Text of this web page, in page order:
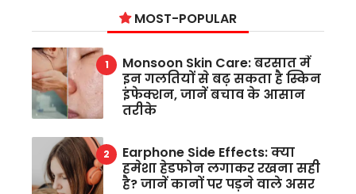
MOST-POPULAR
Monsoon Skin Care: बरसात में
इन गलतियों से बढ़ सकता है स्किन
इंफेक्शन, जानें बचाव के आसान
तरीके
Earphone Side Effects: क्या
हमेशा हेडफोन लगाकर रखना सही
है? जानें कानों पर पड़ने वाले असर